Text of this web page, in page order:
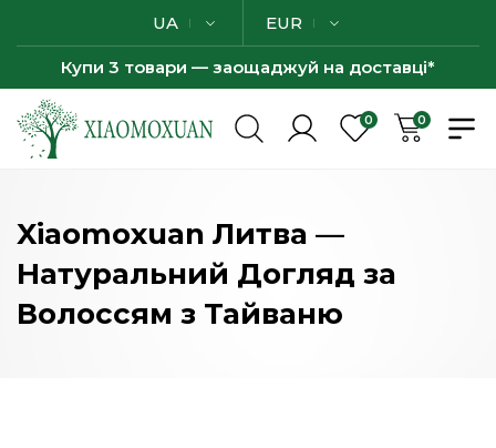
UA EUR
Купи 3 товари — заощаджуй на доставці*
0 0
Xiaomoxuan Литва —
Натуральний Догляд за
Волоссям з Тайваню